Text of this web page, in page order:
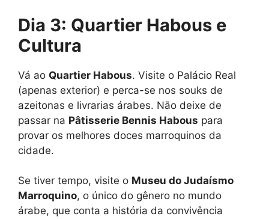
Dia 3: Quartier Habous e
Cultura
Vá ao Quartier Habous. Visite o Palácio Real
(apenas exterior) e perca-se nos souks de
azeitonas e livrarias árabes. Não deixe de
passar na Pâtisserie Bennis Habous para
provar os melhores doces marroquinos da
cidade.
Se tiver tempo, visite o Museu do Judaísmo
Marroquino, o único do gênero no mundo
árabe, que conta a história da convivência